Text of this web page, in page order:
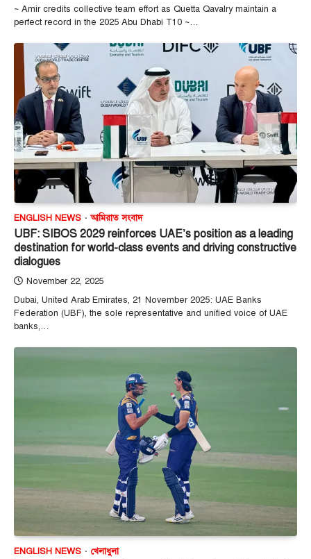
~ Amir credits collective team effort as Quetta Qavalry maintain a
perfect record in the 2025 Abu Dhabi T10 ~…
ENGLISH NEWS আমিরাত সংবাদ
UBF: SIBOS 2029 reinforces UAE’s position as a leading
destination for world-class events and driving constructive
dialogues
November 22, 2025
Dubai, United Arab Emirates, 21 November 2025: UAE Banks
Federation (UBF), the sole representative and unified voice of UAE
banks,…
ENGLISH NEWS খেলাধুলা